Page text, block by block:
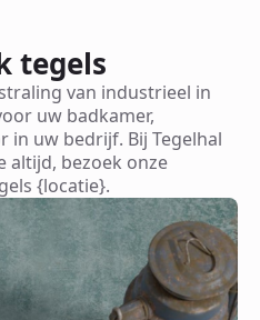
tegels
van industrieel in
uw badkamer,
in uw bedrijf. Bij Tegelhal
altijd, bezoek onze
{locatie}.